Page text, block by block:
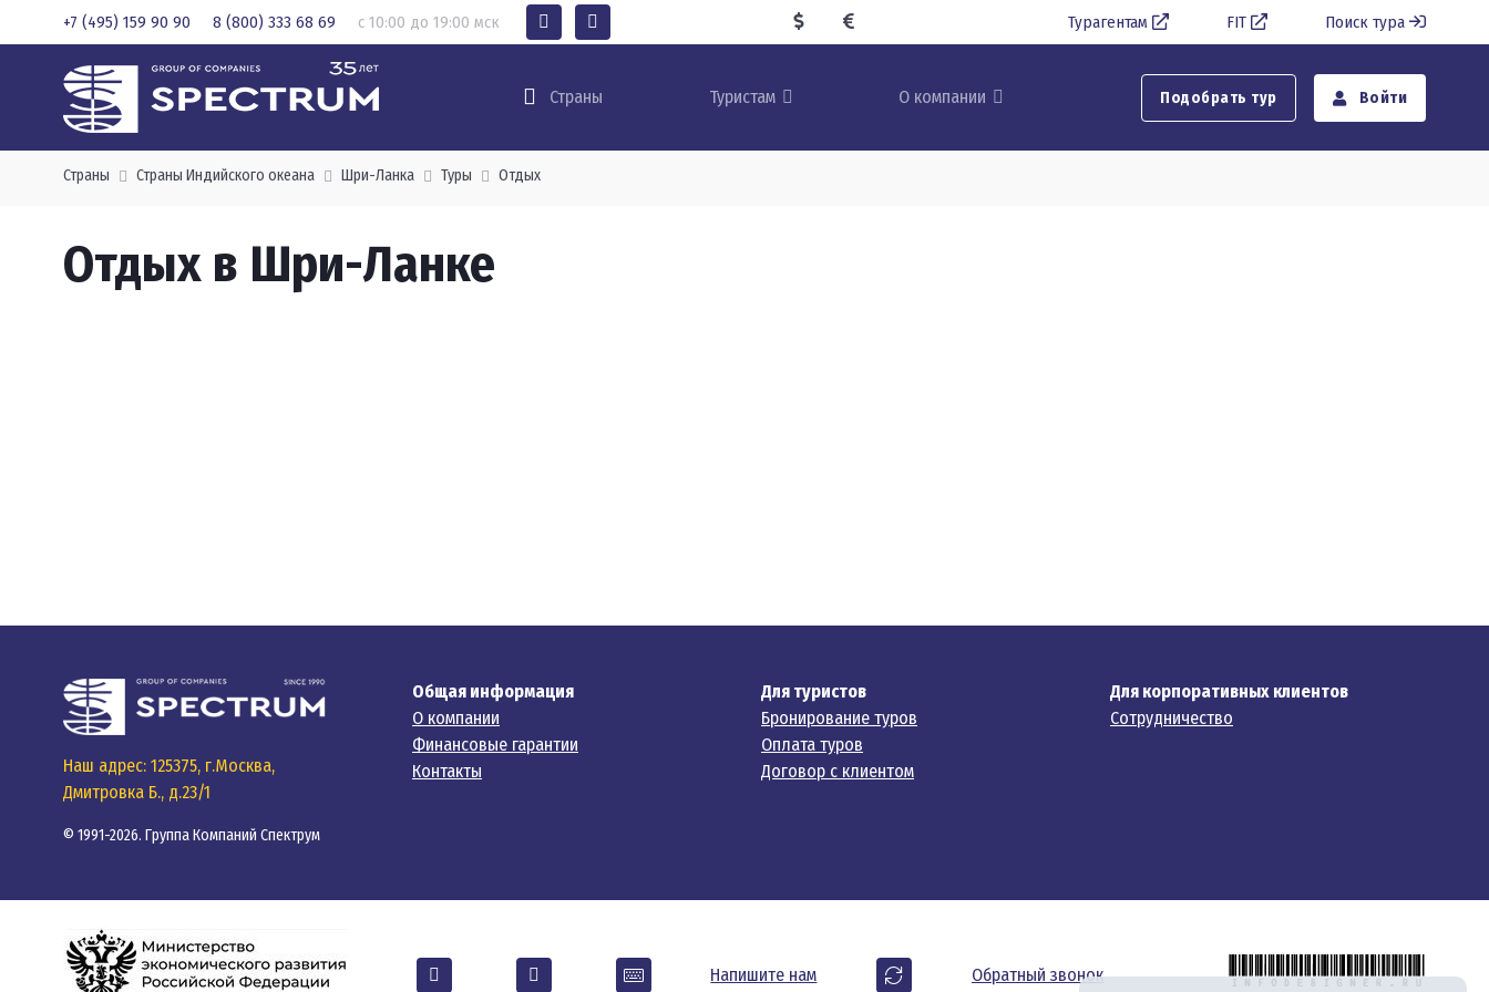
+7 (495) 159 90 90 8 (800) 333 68 69 с 10:00 до 19:00 мск Турагентам FIT Поиск тура
Страны Туристам О компании Подобрать тур Войти
Страны Страны Индийского океана Шри-Ланка Туры Отдых
Отдых в Шри-Ланке
Наш адрес: 125375, г.Москва,
Дмитровка Б., д.23/1
© 1991-2026. Группа Компаний Спектрум
Общая информация
О компании
Финансовые гарантии
Контакты
Для туристов
Бронирование туров
Оплата туров
Договор с клиентом
Для корпоративных клиентов
Сотрудничество
Напишите нам Обратный звонок